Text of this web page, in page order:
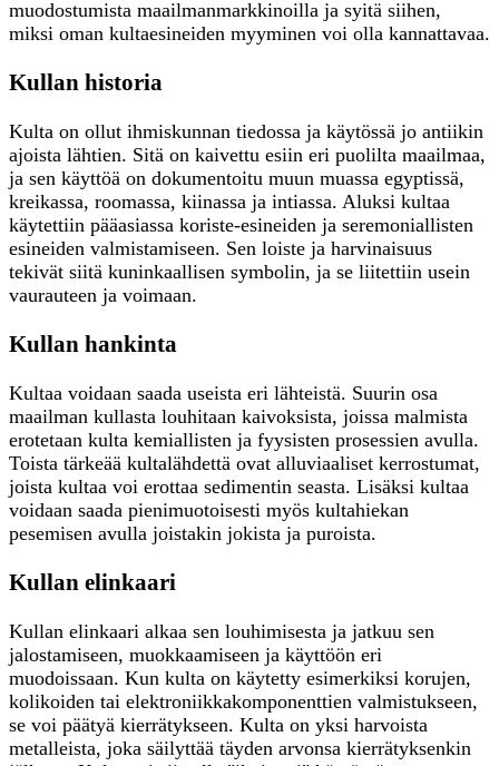
muodostumista maailmanmarkkinoilla ja syitä siihen,
miksi oman kultaesineiden myyminen voi olla kannattavaa.
Kullan historia
Kulta on ollut ihmiskunnan tiedossa ja käytössä jo antiikin
ajoista lähtien. Sitä on kaivettu esiin eri puolilta maailmaa,
ja sen käyttöä on dokumentoitu muun muassa egyptissä,
kreikassa, roomassa, kiinassa ja intiassa. Aluksi kultaa
käytettiin pääasiassa koriste-esineiden ja seremoniallisten
esineiden valmistamiseen. Sen loiste ja harvinaisuus
tekivät siitä kuninkaallisen symbolin, ja se liitettiin usein
vaurauteen ja voimaan.
Kullan hankinta
Kultaa voidaan saada useista eri lähteistä. Suurin osa
maailman kullasta louhitaan kaivoksista, joissa malmista
erotetaan kulta kemiallisten ja fyysisten prosessien avulla.
Toista tärkeää kultalähdettä ovat alluviaaliset kerrostumat,
joista kultaa voi erottaa sedimentin seasta. Lisäksi kultaa
voidaan saada pienimuotoisesti myös kultahiekan
pesemisen avulla joistakin jokista ja puroista.
Kullan elinkaari
Kullan elinkaari alkaa sen louhimisesta ja jatkuu sen
jalostamiseen, muokkaamiseen ja käyttöön eri
muodoissaan. Kun kulta on käytetty esimerkiksi korujen,
kolikoiden tai elektroniikkakomponenttien valmistukseen,
se voi päätyä kierrätykseen. Kulta on yksi harvoista
metalleista, joka säilyttää täyden arvonsa kierrätyksenkin